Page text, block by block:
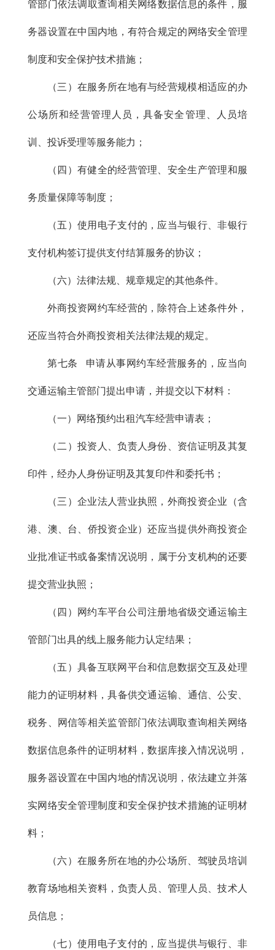
管部门依法调取查询相关网络数据信息的条件，服
务器设置在中国内地，有符合规定的网络安全管理
制度和安全保护技术措施；
（三）在服务所在地有与经营规模相适应的办
公场所和经营管理人员，具备安全管理、人员培
训、投诉受理等服务能力；
（四）有健全的经营管理、安全生产管理和服
务质量保障等制度；
（五）使用电子支付的，应当与银行、非银行
支付机构签订提供支付结算服务的协议；
（六）法律法规、规章规定的其他条件。
外商投资网约车经营的，除符合上述条件外，
还应当符合外商投资相关法律法规的规定。
第七条 申请从事网约车经营服务的，应当向
交通运输主管部门提出申请，并提交以下材料：
（一）网络预约出租汽车经营申请表；
（二）投资人、负责人身份、资信证明及其复
印件，经办人身份证明及其复印件和委托书；
（三）企业法人营业执照，外商投资企业（含
港、澳、台、侨投资企业）还应当提供外商投资企
业批准证书或备案情况说明，属于分支机构的还要
提交营业执照；
（四）网约车平台公司注册地省级交通运输主
管部门出具的线上服务能力认定结果；
（五）具备互联网平台和信息数据交互及处理
能力的证明材料，具备供交通运输、通信、公安、
税务、网信等相关监管部门依法调取查询相关网络
数据信息条件的证明材料，数据库接入情况说明，
服务器设置在中国内地的情况说明，依法建立并落
实网络安全管理制度和安全保护技术措施的证明材
料；
（六）在服务所在地的办公场所、驾驶员培训
教育场地相关资料，负责人员、管理人员、技术人
员信息；
（七）使用电子支付的，应当提供与银行、非